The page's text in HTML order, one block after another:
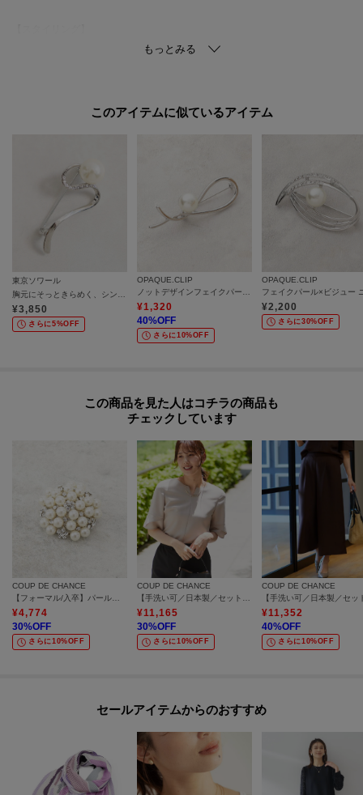
ジャケットやコート、ニット、ワンピースまで幅広く合わせやすく、縦ライ
■気になるアイテムは『お気に入り登録』がおすすめ！■
【お気に入り登録とは？】
オンラインサイトの各アイテムにある「ハートマーク」をクリックして簡単
に追加できます！
【おすすめPOINT】
お得な情報をGETできます！！
マイページでお気に入り一覧をチェックでき、自分だけのお買い物リストが
※照明の関係により、実際よりも色味が違って見える場合があります。ま
た、パソコン・スマートフォンなどの環境により、若干製品と画像のカラー
が異なる場合もございます。
このアイテムに似ているアイテム
東京ソワール
¥3,850
さらに5%OFF
OPAQUE.CLIP
¥1,320
40%OFF
さらに10%OFF
OPAQUE.CLIP
¥2,200
さらに30%OFF
この商品を見た人はコチラの商品も
チェックしています
COUP DE CHANCE
【フォーマル/入卒】パール調ブローチ
¥4,774
30%OFF
さらに10%OFF
COUP DE CHANCE
【手洗い可／日本製／セットアップ可】キーネックブラウス
¥11,165
30%OFF
さらに10%OFF
COUP DE CHANCE
¥11,352
40%OFF
さらに10%OFF
セールアイテムからのおすすめ